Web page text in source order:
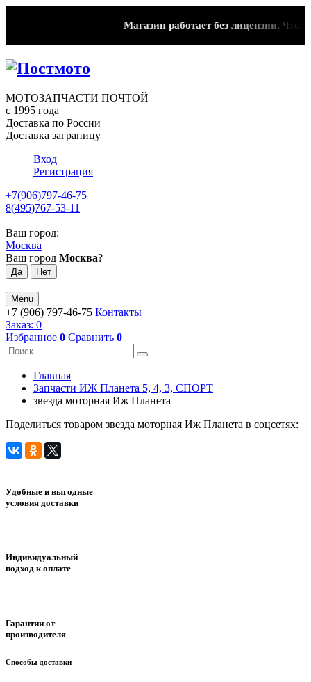
Магазин работает без лицензии.Чтобы
МОТОЗАПЧАСТИ ПОЧТОЙ
с 1995 года
Доставка по России
Доставка заграницу
Вход
Регистрация
+7(906)797-46-75
8(495)767-53-11
Ваш город:
Москва
Ваш город Москва?
Menu
+7 (906) 797-46-75 Контакты
Заказ: 0
Избранное 0 Сравнить 0
Главная
Запчасти ИЖ Планета 5, 4, 3, СПОРТ
звезда моторная Иж Планета
Поделиться товаром звезда моторная Иж Планета в соцсетях:
Удобные и выгодные
условия доставки
Индивидуальный
подход к оплате
Гарантии от
производителя
Способы доставки